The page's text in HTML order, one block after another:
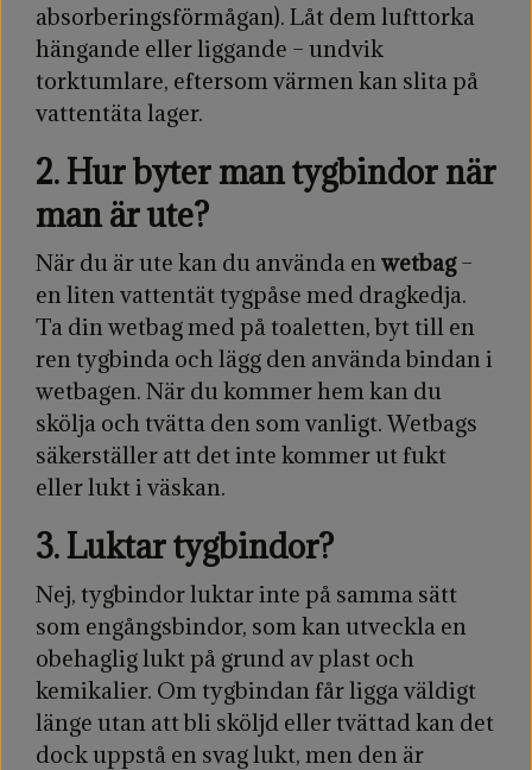
absorberingsförmågan). Låt dem lufttorka
hängande eller liggande – undvik
torktumlare, eftersom värmen kan slita på
vattentäta lager.
2. Hur byter man tygbindor när
man är ute?
När du är ute kan du använda en wetbag–
en liten vattentät tygpåse med dragkedja.
Ta din wetbag med på toaletten, byt till en
ren tygbinda och lägg den använda bindan i
wetbagen. När du kommer hem kan du
skölja och tvätta den som vanligt. Wetbags
säkerställer att det inte kommer ut fukt
eller lukt i väskan.
3. Luktar tygbindor?
Nej, tygbindor luktar inte på samma sätt
som engångsbindor, som kan utveckla en
obehaglig lukt på grund av plast och
kemikalier. Om tygbindan får ligga väldigt
länge utan att bli sköljd eller tvättad kan det
dock uppstå en svag lukt, men den är